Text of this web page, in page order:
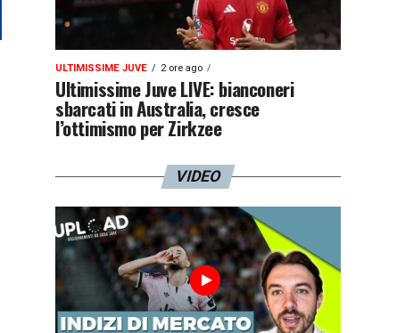
ULTIMISSIME JUVE 2 ore ago
Ultimissime Juve LIVE: bianconeri
sbarcati in Australia, cresce
l’ottimismo per Zirkzee
VIDEO